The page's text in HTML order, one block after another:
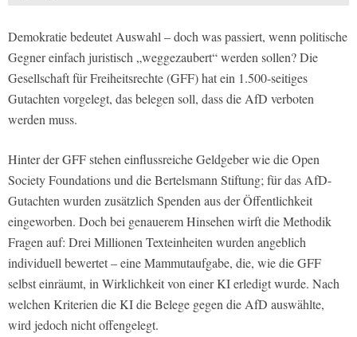
Demokratie bedeutet Auswahl – doch was passiert, wenn politische
Gegner einfach juristisch „weggezaubert“ werden sollen? Die
Gesellschaft für Freiheitsrechte (GFF) hat ein 1.500-seitiges
Gutachten vorgelegt, das belegen soll, dass die AfD verboten
werden muss.
Hinter der GFF stehen einflussreiche Geldgeber wie die Open
Society Foundations und die Bertelsmann Stiftung; für das AfD-
Gutachten wurden zusätzlich Spenden aus der Öffentlichkeit
eingeworben. Doch bei genauerem Hinsehen wirft die Methodik
Fragen auf: Drei Millionen Texteinheiten wurden angeblich
individuell bewertet – eine Mammutaufgabe, die, wie die GFF
selbst einräumt, in Wirklichkeit von einer KI erledigt wurde. Nach
welchen Kriterien die KI die Belege gegen die AfD auswählte,
wird jedoch nicht offengelegt.